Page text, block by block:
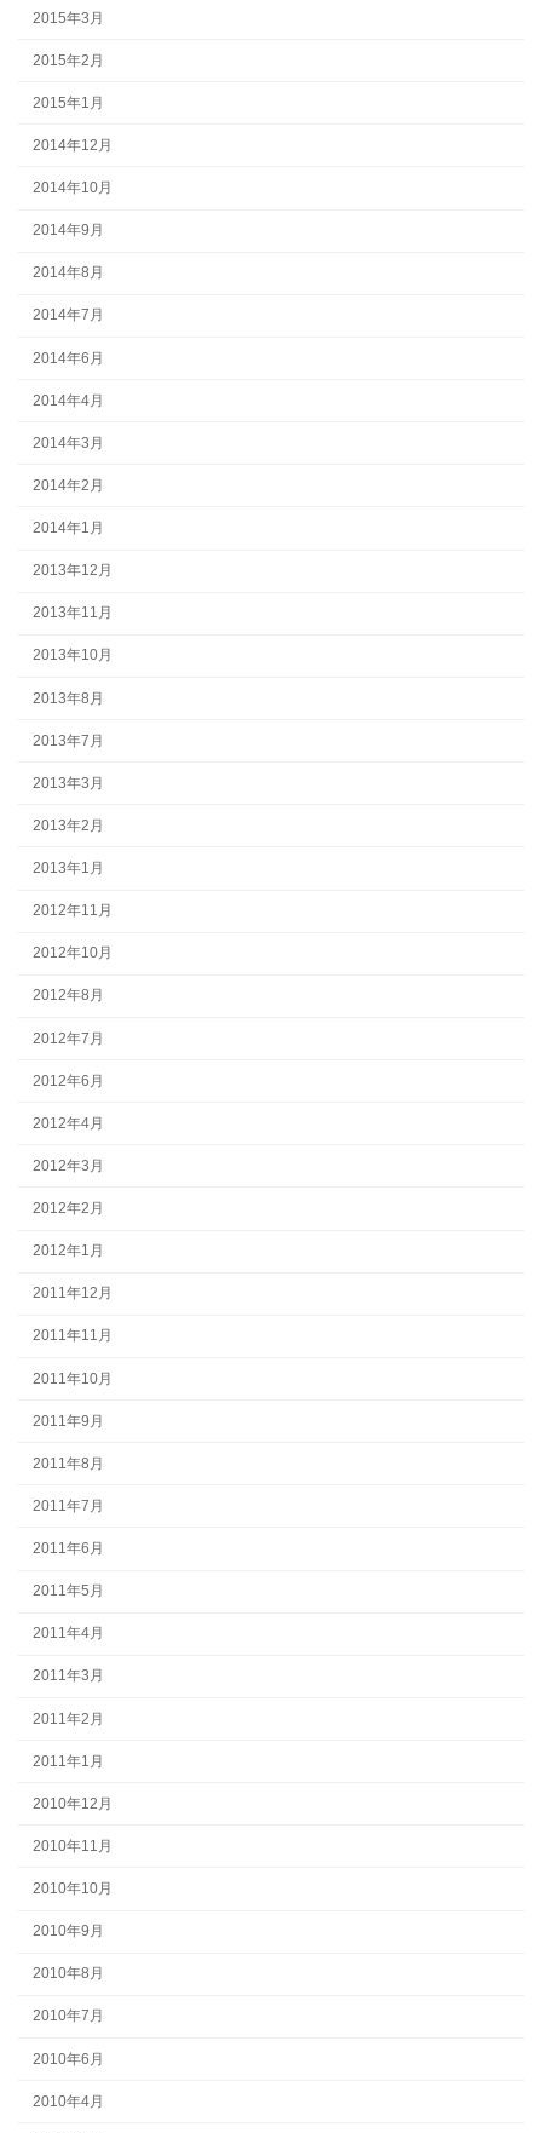
2015年3月
2015年2月
2015年1月
2014年12月
2014年10月
2014年9月
2014年8月
2014年7月
2014年6月
2014年4月
2014年3月
2014年2月
2014年1月
2013年12月
2013年11月
2013年10月
2013年8月
2013年7月
2013年3月
2013年2月
2013年1月
2012年11月
2012年10月
2012年8月
2012年7月
2012年6月
2012年4月
2012年3月
2012年2月
2012年1月
2011年12月
2011年11月
2011年10月
2011年9月
2011年8月
2011年7月
2011年6月
2011年5月
2011年4月
2011年3月
2011年2月
2011年1月
2010年12月
2010年11月
2010年10月
2010年9月
2010年8月
2010年7月
2010年6月
2010年4月